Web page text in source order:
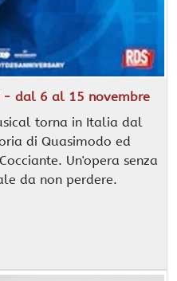
- dal 6 al 15 novembre
torna in Italia dal
di Quasimodo ed
Un'opera senza
da non perdere.